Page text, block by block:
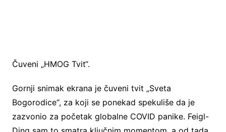
Čuveni „HMOG Tvit“.
Gornji snimak ekrana je čuveni tvit „Sveta
Bogorodice“, za koji se ponekad spekuliše da je
zazvonio za početak globalne COVID panike. Feigl-